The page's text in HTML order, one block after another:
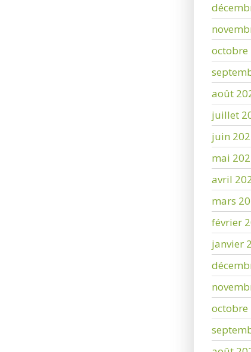
octobre
août
juillet
juin
mai
avril
mars
février
janvier
octobre